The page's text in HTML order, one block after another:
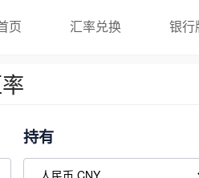
页 汇率兑换 银行
持有